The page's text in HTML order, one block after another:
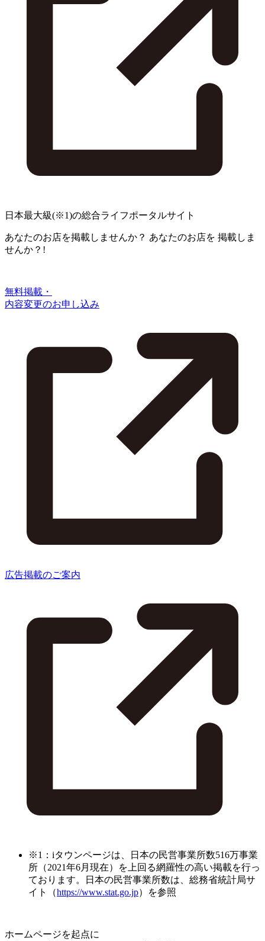
日本最大級(※1)の総合ライフポータルサイト
あなたのお店を掲載しませんか？ あなたのお店を 掲載しま
せんか？!
無料掲載・
内容変更のお申し込み
広告掲載のご案内
※1：iタウンページは、日本の民営事業所数516万事業
所（2021年6月現在）を上回る網羅性の高い掲載を行っ
ております。日本の民営事業所数は、総務省統計局サ
イト（https://www.stat.go.jp）を参照
ホームページを起点に